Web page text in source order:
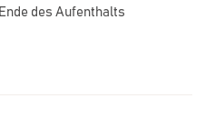
des Aufenthalts